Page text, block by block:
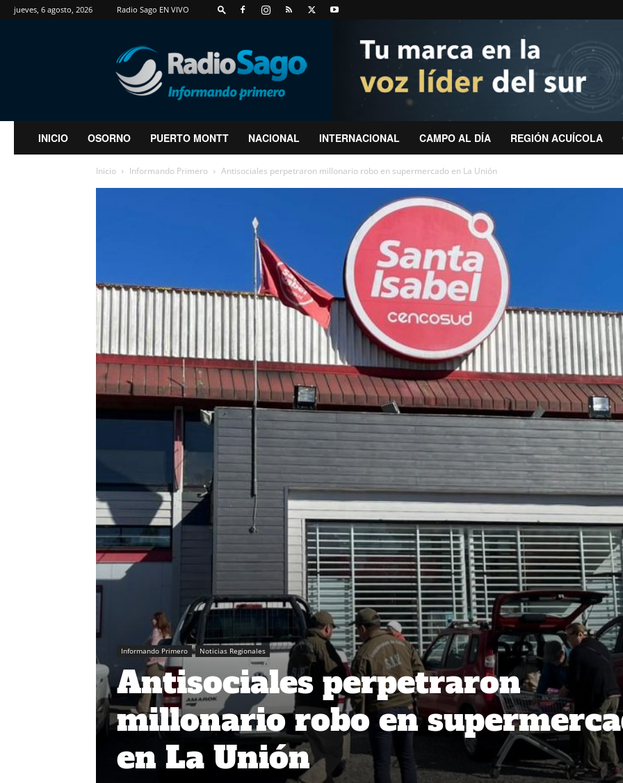
jueves, 6 agosto, 2026 Radio Sago EN VIVO
RadioSago
INICIO OSORNO PUERTO MONTT NACIONAL INTERNACIONAL CAMPO AL DÍA REGIÓN ACUÍCOLA
Inicio Informando Primero Antisociales perpetraron millonario robo en supermercado en La Unión
Informando Primero Noticias Regionales
Antisociales perpetraron
millonario robo en
en La Unión